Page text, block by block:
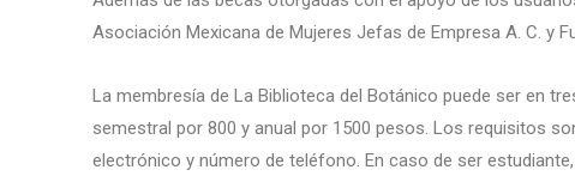
Asociación Mexicana de Mujeres Jefas de Empresa A. C. y
La membresía de La Biblioteca del Botánico puede ser en
semestral por 800 y anual por 1500 pesos. Los requisitos
electrónico y número de teléfono. En caso de ser